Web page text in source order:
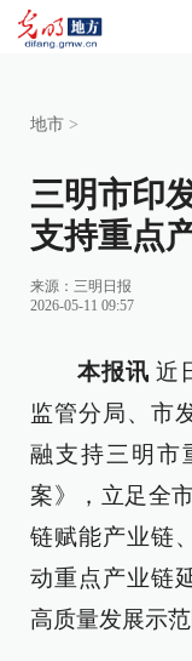
地市 >
三明市印
支持重点
来源： 三明日报
2026-05-11 09:57
本报讯 近
监管分局、市
融支持三明市
案》，立足全
链赋能产业链
动重点产业链
高质量发展示